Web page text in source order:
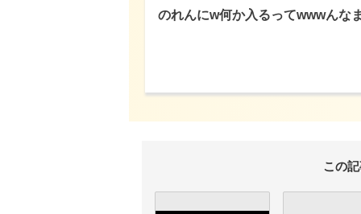
のれんにw何か入るってwwwんな
この